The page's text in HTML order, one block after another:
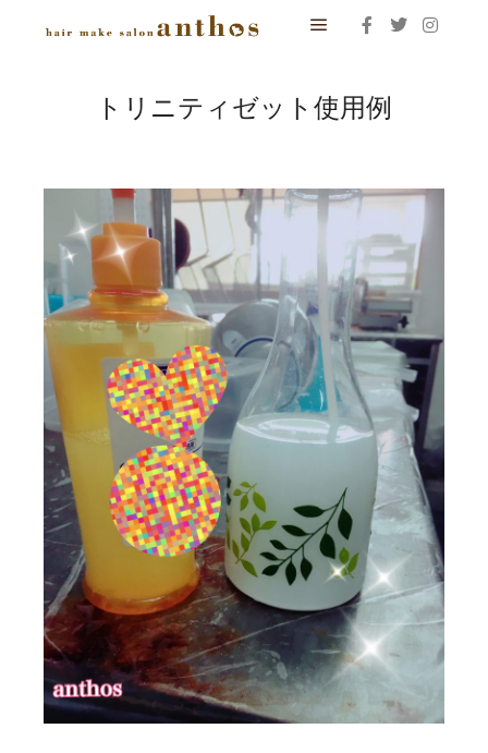
トリニティゼット使用例